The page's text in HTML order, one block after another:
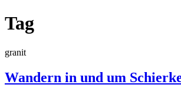
Tag
granit
Wandern in und um